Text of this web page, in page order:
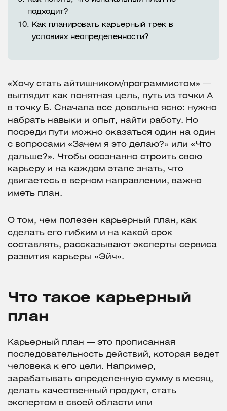
подходит?
10.
Как планировать карьерный трек в
условиях неопределенности?
«Хочу стать айтишником/программистом» —
выглядит как понятная цель, путь из точки А
в точку Б. Сначала все довольно ясно: нужно
набрать навыки и опыт, найти работу. Но
посреди пути можно оказаться один на один
с вопросами «Зачем я это делаю?» или «Что
дальше?». Чтобы осознанно строить свою
карьеру и на каждом этапе знать, что
двигаетесь в верном направлении, важно
иметь план.
О том, чем полезен карьерный план, как
сделать его гибким и на какой срок
составлять, рассказывают эксперты сервиса
развития карьеры «Эйч».
Что такое карьерный
план
Карьерный план — это прописанная
последовательность действий, которая ведет
человека к его цели. Например,
зарабатывать определенную сумму в месяц,
делать качественный продукт, стать
экспертом в своей области или